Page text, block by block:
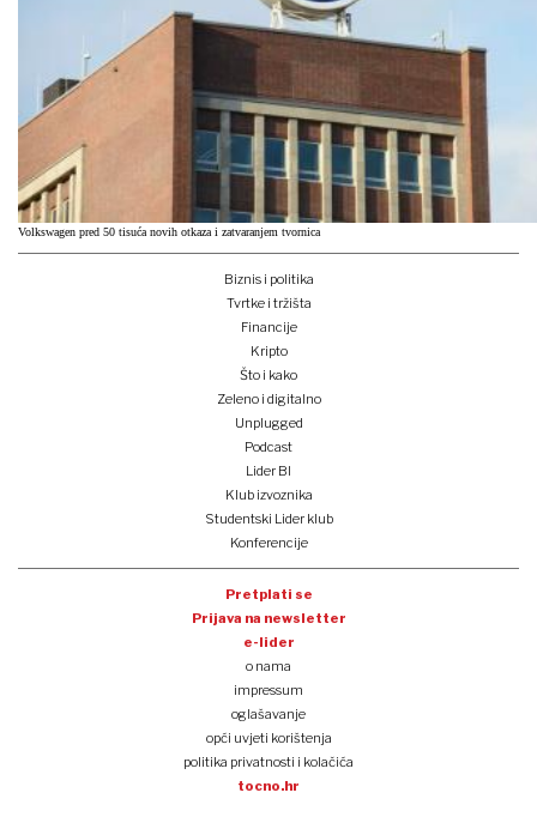
Volkswagen pred 50 tisuća novih otkaza i zatvaranjem tvornica
Biznis i politika
Tvrtke i tržišta
Financije
Kripto
Što i kako
Zeleno i digitalno
Unplugged
Podcast
Lider BI
Klub izvoznika
Studentski Lider klub
Konferencije
Pretplati se
Prijava na newsletter
e-lider
o nama
impressum
oglašavanje
opći uvjeti korištenja
politika privatnosti i kolačića
tocno.hr